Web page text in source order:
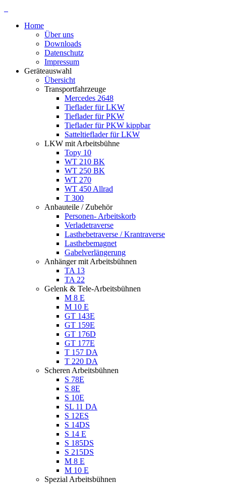
Home
Über uns
Downloads
Datenschutz
Impressum
Geräteauswahl
Übersicht
Transportfahrzeuge
Mercedes 2648
Tieflader für LKW
Tieflader für PKW
Tieflader für PKW kippbar
Satteltieflader für LKW
LKW mit Arbeitsbühne
Topy 10
WT 210 BK
WT 250 BK
WT 270
WT 450 Allrad
T 300
Anbauteile / Zubehör
Personen- Arbeitskorb
Verladetraverse
Lasthebetraverse / Krantraverse
Lasthebemagnet
Gabelverlängerung
Anhänger mit Arbeitsbühnen
TA 13
TA 22
Gelenk & Tele-Arbeitsbühnen
M 8 E
M 10 E
GT 143E
GT 159E
GT 176D
GT 177E
T 157 DA
T 220 DA
Scheren Arbeitsbühnen
S 78E
S 8E
S 10E
SL 11 DA
S 12ES
S 14DS
S 14 E
S 185DS
S 215DS
M 8 E
M 10 E
Spezial Arbeitsbühnen